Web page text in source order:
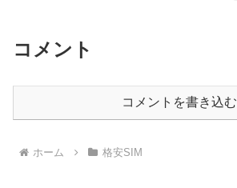
コメント
コメントを書き込む
ホーム 格安SIM